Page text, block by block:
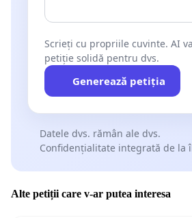
Scrieți cu propriile cuvinte. AI
petiție solidă pentru dvs.
Generează petiția
Datele dvs. rămân ale dvs.
Confidențialitate integrată de la
Alte petiții care v-ar putea interesa